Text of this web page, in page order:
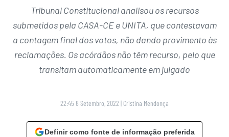
Tribunal Constitucional analisou os recursos
submetidos pela CASA-CE e UNITA, que contestavam
a contagem final dos votos, não dando provimento às
reclamações. Os acórdãos não têm recurso, pelo que
transitam automaticamente em julgado
22:45 8 Setembro, 2022 | Cristina Mendonça
Definir como fonte de informação preferida